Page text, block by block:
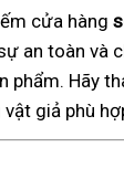
cửa hàng
an toàn và
phẩm. Hãy
giả phù